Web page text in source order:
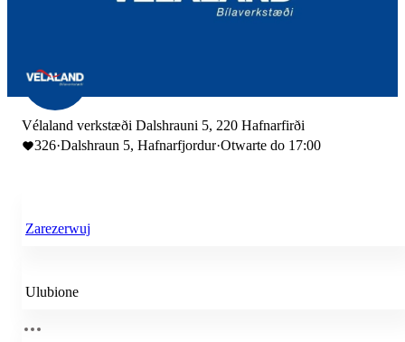
Vélaland verkstæði Dalshrauni 5, 220 Hafnarfirði
326·Dalshraun 5, Hafnarfjordur·Otwarte do 17:00
Zarezerwuj
Ulubione